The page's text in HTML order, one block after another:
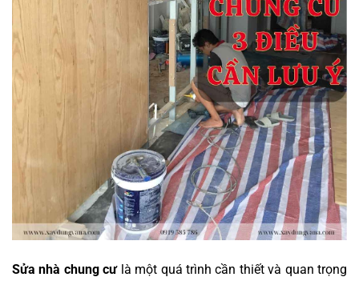
Sửa nhà chung cưlà một quá trình cần thiết và quan trọng